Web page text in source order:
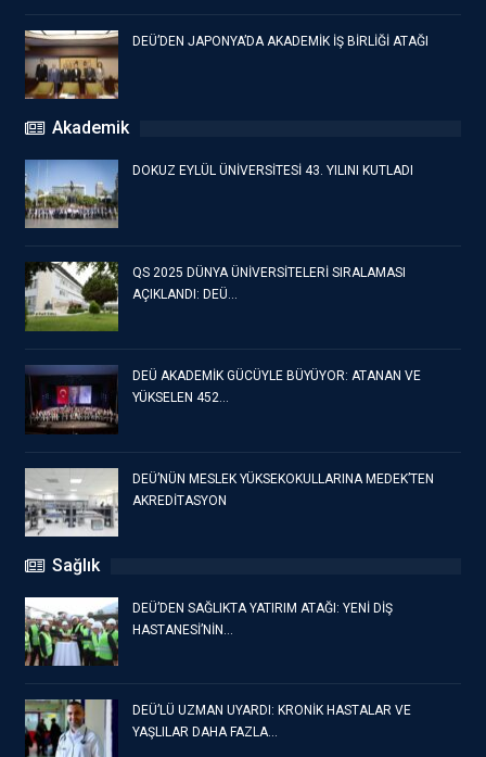
DEÜ’DEN JAPONYA’DA AKADEMİK İŞ BİRLİĞİ ATAĞI
Akademik
DOKUZ EYLÜL ÜNİVERSİTESİ 43. YILINI KUTLADI
QS 2025 DÜNYA ÜNİVERSİTELERİ SIRALAMASI
AÇIKLANDI: DEÜ…
DEÜ AKADEMİK GÜCÜYLE BÜYÜYOR: ATANAN VE
YÜKSELEN 452…
DEÜ’NÜN MESLEK YÜKSEKOKULLARINA MEDEK’TEN
AKREDİTASYON
Sağlık
DEÜ’DEN SAĞLIKTA YATIRIM ATAĞI: YENİ DİŞ
HASTANESİ’NİN…
DEÜ’LÜ UZMAN UYARDI: KRONİK HASTALAR VE
YAŞLILAR DAHA FAZLA…